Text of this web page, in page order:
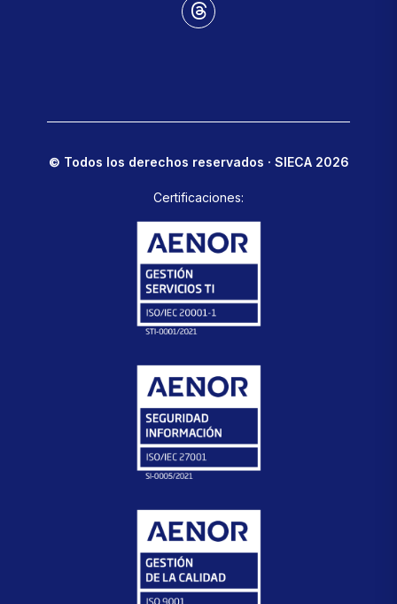
© Todos los derechos reservados · SIECA 2026
Certificaciones: